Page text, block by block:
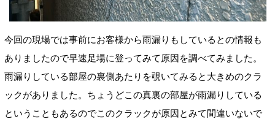
今回の現場では事前にお客様から雨漏りもしているとの情報も
ありましたので早速足場に登ってみて原因を調べてみました。
雨漏りしている部屋の裏側あたりを覗いてみると大きめのクラ
ックがありました。ちょうどこの真裏の部屋が雨漏りしている
ということもあるのでこのクラックが原因とみて間違いないで